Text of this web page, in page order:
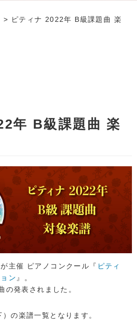
> ピティナ 2022年 B級課題曲 楽
年 B級課題曲 楽
主催 ピアノコンクール『 ピティ
ン 』。
発表されました。
の楽譜一覧となります。